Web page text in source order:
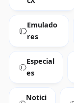
Emulado
res
Especial
es
Notici